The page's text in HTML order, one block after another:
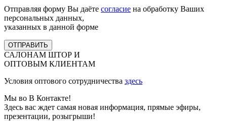
Отправляя форму Вы даёте согласие на обработку Ваших
персональных данных,
указанных в данной форме
ОТПРАВИТЬ
САЛОНАМ ШТОР И
ОПТОВЫМ КЛИЕНТАМ
Условия оптового сотрудничества здесь
Мы во В Контакте!
Здесь вас ждет самая новая информация, прямые эфиры,
презентации, розыгрыши!